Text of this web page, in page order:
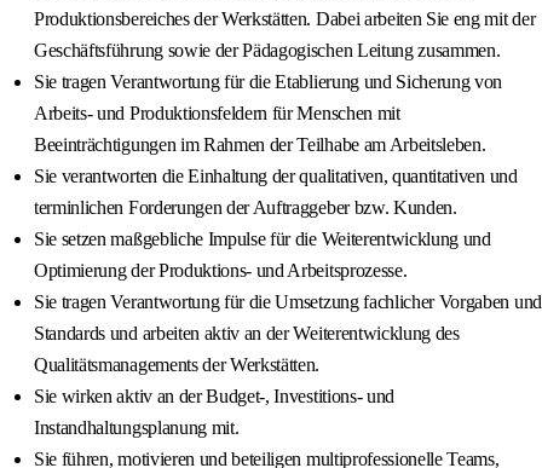
Produktionsbereiches der Werkstätten. Dabei arbeiten Sie eng mit der
Geschäftsführung sowie der Pädagogischen Leitung zusammen.
Sie tragen Verantwortung für die Etablierung und Sicherung von
Arbeits- und Produktionsfeldern für Menschen mit
Beeinträchtigungen im Rahmen der Teilhabe am Arbeitsleben.
Sie verantworten die Einhaltung der qualitativen, quantitativen und
terminlichen Forderungen der Auftraggeber bzw. Kunden.
Sie setzen maßgebliche Impulse für die Weiterentwicklung und
Optimierung der Produktions- und Arbeitsprozesse.
Sie tragen Verantwortung für die Umsetzung fachlicher Vorgaben und
Standards und arbeiten aktiv an der Weiterentwicklung des
Qualitätsmanagements der Werkstätten.
Sie wirken aktiv an der Budget-, Investitions- und
Instandhaltungsplanung mit.
Sie führen, motivieren und beteiligen multiprofessionelle Teams,